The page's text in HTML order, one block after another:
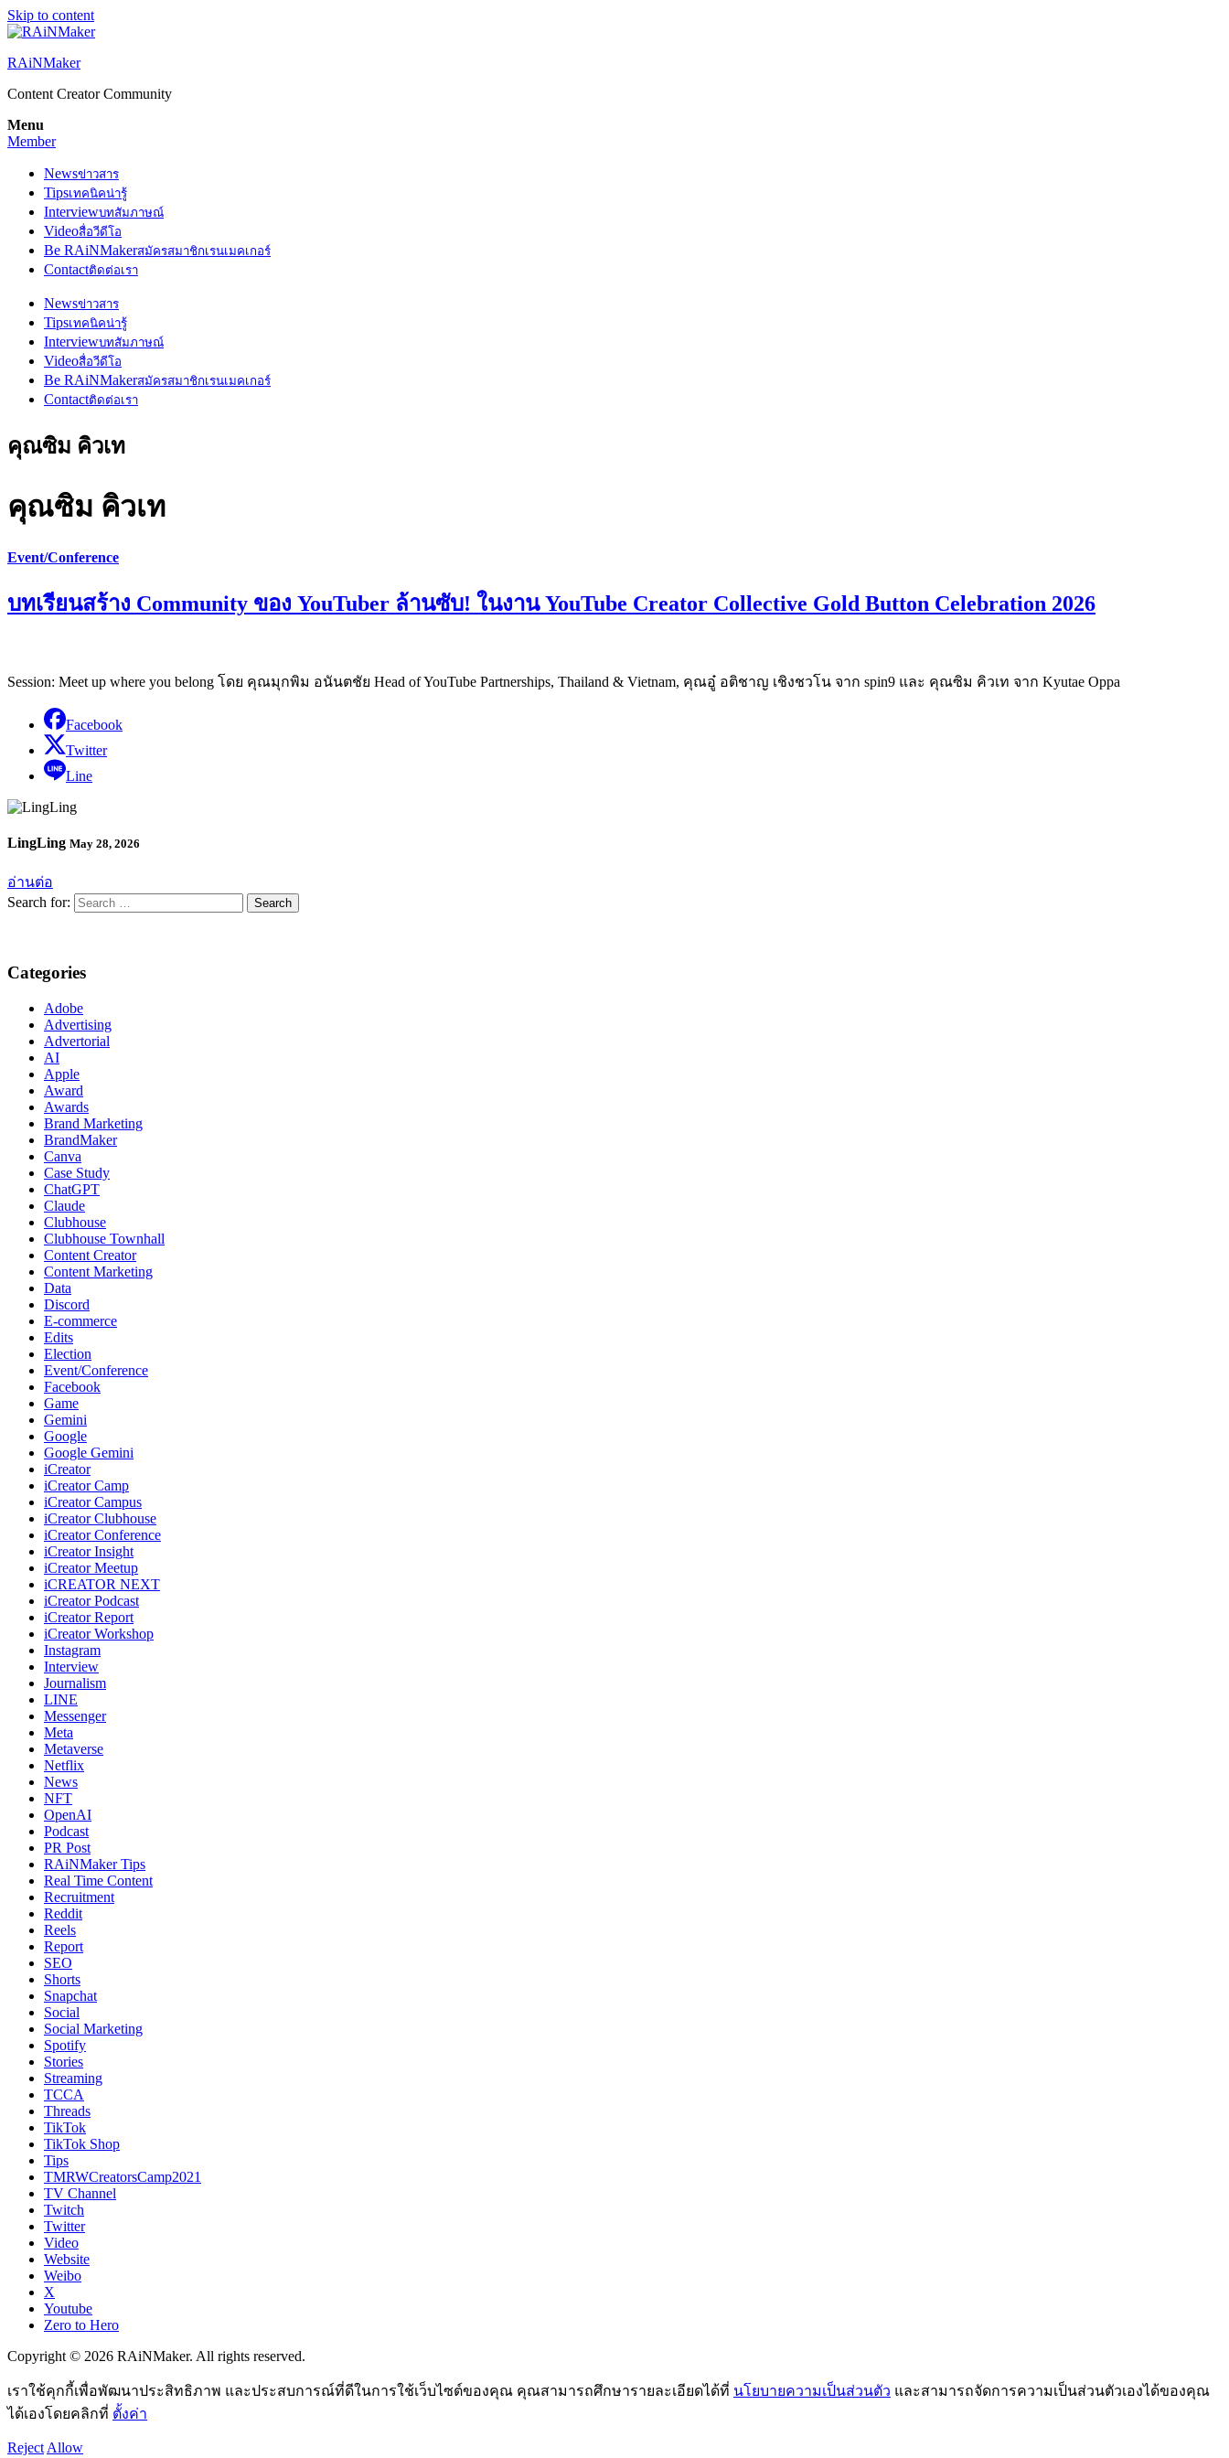
Skip to content
RAiNMaker
Content Creator Community
Menu
Member
Newsข่าวสาร
Tipsเทคนิคน่ารู้
Interviewบทสัมภาษณ์
Videoสื่อวีดีโอ
Be RAiNMakerสมัครสมาชิกเรนเมคเกอร์
Contactติดต่อเรา
Newsข่าวสาร
Tipsเทคนิคน่ารู้
Interviewบทสัมภาษณ์
Videoสื่อวีดีโอ
Be RAiNMakerสมัครสมาชิกเรนเมคเกอร์
Contactติดต่อเรา
คุณซิม คิวเท
คุณซิม คิวเท
Event/Conference
บทเรียนสร้าง Community ของ YouTuber ล้านซับ! ในงาน YouTube Creator Collective Gold Button Celebration 2026
Session: Meet up where you belong โดย คุณมุกพิม อนันตชัย Head of YouTube Partnerships, Thailand & Vietnam, คุณอู๋ อติชาญ เชิงชวโน จาก spin9 และ คุณซิม คิวเท จาก Kyutae Oppa
Facebook
Twitter
Line
LingLing May 28, 2026
อ่านต่อ
Search for:
Categories
Adobe
Advertising
Advertorial
AI
Apple
Award
Awards
Brand Marketing
BrandMaker
Canva
Case Study
ChatGPT
Claude
Clubhouse
Clubhouse Townhall
Content Creator
Content Marketing
Data
Discord
E-commerce
Edits
Election
Event/Conference
Facebook
Game
Gemini
Google
Google Gemini
iCreator
iCreator Camp
iCreator Campus
iCreator Clubhouse
iCreator Conference
iCreator Insight
iCreator Meetup
iCREATOR NEXT
iCreator Podcast
iCreator Report
iCreator Workshop
Instagram
Interview
Journalism
LINE
Messenger
Meta
Metaverse
Netflix
News
NFT
OpenAI
Podcast
PR Post
RAiNMaker Tips
Real Time Content
Recruitment
Reddit
Reels
Report
SEO
Shorts
Snapchat
Social
Social Marketing
Spotify
Stories
Streaming
TCCA
Threads
TikTok
TikTok Shop
Tips
TMRWCreatorsCamp2021
TV Channel
Twitch
Twitter
Video
Website
Weibo
X
Youtube
Zero to Hero
Copyright © 2026 RAiNMaker. All rights reserved.
เราใช้คุกกี้เพื่อพัฒนาประสิทธิภาพ และประสบการณ์ที่ดีในการใช้เว็บไซต์ของคุณ คุณสามารถศึกษารายละเอียดได้ที่ นโยบายความเป็นส่วนตัว และสามารถจัดการความเป็นส่วนตัวเองได้ของคุณ
ได้เองโดยคลิกที่ ตั้งค่า
Reject Allow